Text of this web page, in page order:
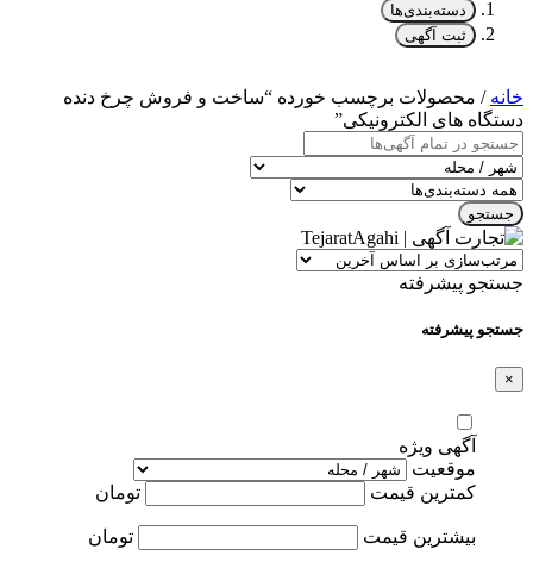
دسته‌بندی‌ها
ثبت آگهی
خانه / محصولات برچسب خورده “ساخت و فروش چرخ دنده
دستگاه های الکترونیکی”
جستجو
جستجو پیشرفته
جستجو پیشرفته
×
آگهی ویژه
موقعیت
کمترین قیمت
تومان
بیشترین قیمت تومان